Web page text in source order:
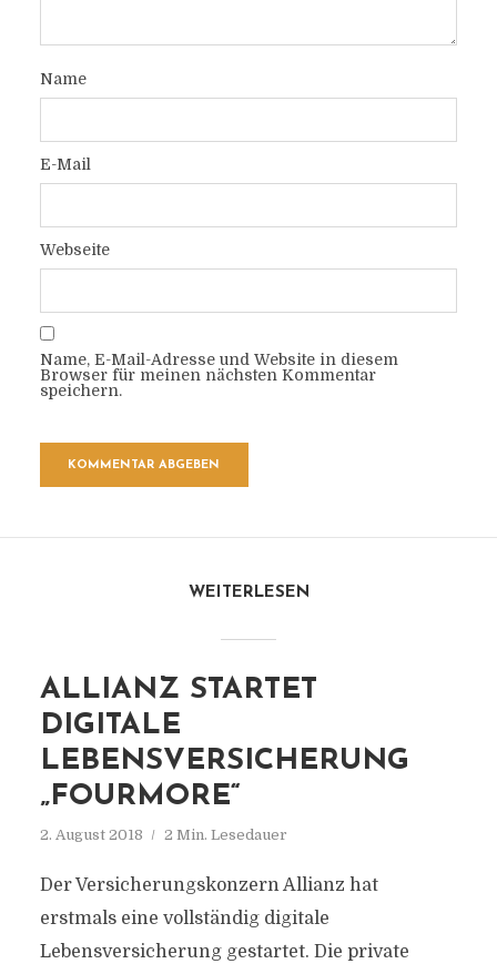
Name
E-Mail
Webseite
Name, E-Mail-Adresse und Website in diesem
Browser für meinen nächsten Kommentar
speichern.
WEITERLESEN
ALLIANZ STARTET
DIGITALE
LEBENSVERSICHERUNG
„FOURMORE“
2. August 2018 2 Min. Lesedauer
Der Versicherungskonzern Allianz hat
erstmals eine vollständig digitale
Lebensversicherung gestartet. Die private